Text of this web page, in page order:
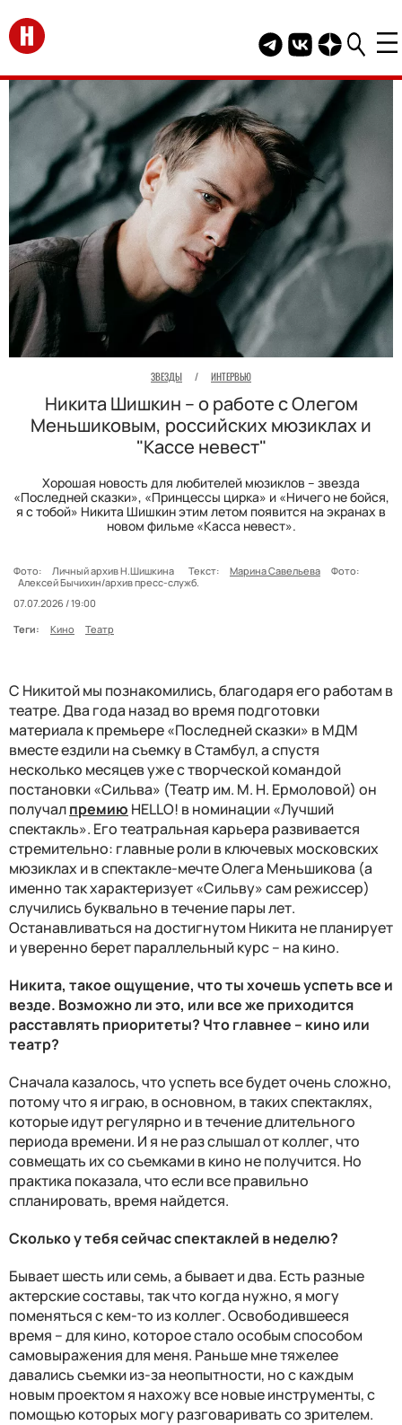
Перейти на главную
Telegram канал
Группа HELLO
Канал
ЗВЕЗДЫ / ИНТЕРВЬЮ
Никита Шишкин – о работе с Олегом
Меньшиковым, российских мюзиклах и
"Кассе невест"
Хорошая новость для любителей мюзиклов – звезда
«Последней сказки», «Принцессы цирка» и «Ничего не бойся,
я с тобой» Никита Шишкин этим летом появится на экранах в
новом фильме «Касса невест».
Фото: Личный архив Н.Шишкина Текст: Марина Савельева
Фото:
Алексей Бычихин/архив пресс-служб.
07.07.2026 / 19:00
Теги:
Кино Театр
С Никитой мы познакомились, благодаря его работам в
театре. Два года назад во время подготовки
материала к премьере «Последней сказки» в МДМ
вместе ездили на съемку в Стамбул, а спустя
несколько месяцев уже с творческой командой
постановки «Сильва» (Театр им. М. Н. Ермоловой) он
получалпремию HELLO! в номинации «Лучший
спектакль». Его театральная карьера развивается
стремительно: главные роли в ключевых московских
мюзиклах и в спектакле-мечте Олега Меньшикова (а
именно так характеризует «Сильву» сам режиссер)
случились буквально в течение пары лет.
Останавливаться на достигнутом Никита не планирует
и уверенно берет параллельный курс – на кино.
Никита, такое ощущение, что ты хочешь успеть все и
везде. Возможно ли это, или все же приходится
расставлять приоритеты? Что главнее – кино или
театр?
Сначала казалось, что успеть все будет очень сложно,
потому что я играю, в основном, в таких спектаклях,
которые идут регулярно и в течение длительного
периода времени. И я не раз слышал от коллег, что
совмещать их со съемками в кино не получится. Но
практика показала, что если все правильно
спланировать, время найдется.
Сколько у тебя сейчас спектаклей в неделю?
Бывает шесть или семь, а бывает и два. Есть разные
актерские составы, так что когда нужно, я могу
поменяться с кем-то из коллег. Освободившееся
время – для кино, которое стало особым способом
самовыражения для меня. Раньше мне тяжелее
давались съемки из-за неопытности, но с каждым
новым проектом я нахожу все новые инструменты, с
помощью которых могу разговаривать со зрителем.